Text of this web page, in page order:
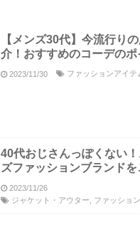
【メンズ30代】今流行り
介！おすすめのコーデのポ
2023/11/30 ファッションアイテ
40代おじさんっぽくない
ズファッションブランドを
2023/11/26
ジャケット・アウター
ファッショ